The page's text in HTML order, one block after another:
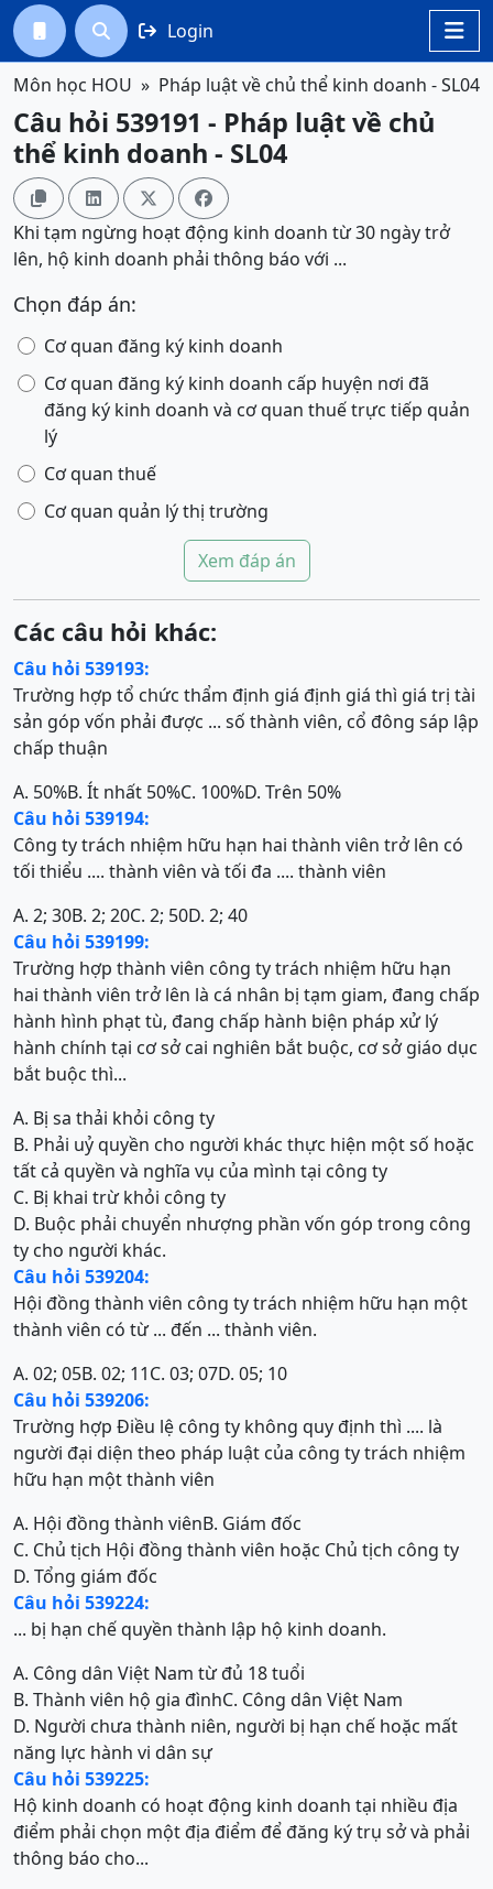

  Login
Môn học HOU Pháp luật về chủ thể kinh doanh - SL04
Câu hỏi 539191 - Pháp luật về chủ
thể kinh doanh - SL04
   
Khi tạm ngừng hoạt động kinh doanh từ 30 ngày trở
lên, hộ kinh doanh phải thông báo với ...
Chọn đáp án:
Cơ quan đăng ký kinh doanh
Cơ quan đăng ký kinh doanh cấp huyện nơi đã
đăng ký kinh doanh và cơ quan thuế trực tiếp quản
lý
Cơ quan thuế
Cơ quan quản lý thị trường
Xem đáp án
Các câu hỏi khác:
Câu hỏi 539193:
Trường hợp tổ chức thẩm định giá định giá thì giá trị tài
sản góp vốn phải được ... số thành viên, cổ đông sáp lập
chấp thuận
A. 50%B. Ít nhất 50%C. 100%D. Trên 50%
Câu hỏi 539194:
Công ty trách nhiệm hữu hạn hai thành viên trở lên có
tối thiểu .... thành viên và tối đa .... thành viên
A. 2; 30B. 2; 20C. 2; 50D. 2; 40
Câu hỏi 539199:
Trường hợp thành viên công ty trách nhiệm hữu hạn
hai thành viên trở lên là cá nhân bị tạm giam, đang chấp
hành hình phạt tù, đang chấp hành biện pháp xử lý
hành chính tại cơ sở cai nghiên bắt buộc, cơ sở giáo dục
bắt buộc thì...
A. Bị sa thải khỏi công ty
B. Phải uỷ quyền cho người khác thực hiện một số hoặc
tất cả quyền và nghĩa vụ của mình tại công ty
C. Bị khai trừ khỏi công ty
D. Buộc phải chuyển nhượng phần vốn góp trong công
ty cho người khác.
Câu hỏi 539204:
Hội đồng thành viên công ty trách nhiệm hữu hạn một
thành viên có từ ... đến ... thành viên.
A. 02; 05B. 02; 11C. 03; 07D. 05; 10
Câu hỏi 539206:
Trường hợp Điều lệ công ty không quy định thì .... là
người đại diện theo pháp luật của công ty trách nhiệm
hữu hạn một thành viên
A. Hội đồng thành viênB. Giám đốc
C. Chủ tịch Hội đồng thành viên hoặc Chủ tịch công ty
D. Tổng giám đốc
Câu hỏi 539224:
... bị hạn chế quyền thành lập hộ kinh doanh.
A. Công dân Việt Nam từ đủ 18 tuổi
B. Thành viên hộ gia đìnhC. Công dân Việt Nam
D. Người chưa thành niên, người bị hạn chế hoặc mất
năng lực hành vi dân sự
Câu hỏi 539225:
Hộ kinh doanh có hoạt động kinh doanh tại nhiều địa
điểm phải chọn một địa điểm để đăng ký trụ sở và phải
thông báo cho...